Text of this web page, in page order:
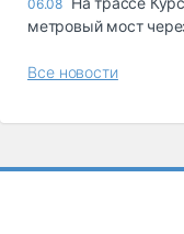
06.08
метровый мост
Все новости